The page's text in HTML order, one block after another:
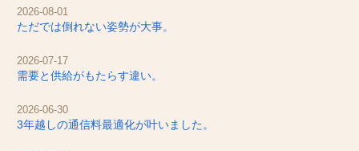
2026-08-01
ただでは倒れない姿勢が大事。
2026-07-17
需要と供給がもたらす違い。
2026-06-30
3年越しの通信料最適化が叶いました。